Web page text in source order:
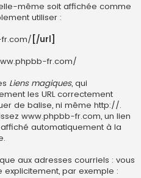
elle-même soit affichée comme
utiliser :
[/url]
fr.com/
Liens magiques, qui
les URL correctement
de balise, ni même http://.
www.phpbb-fr.com, un lien
automatiquement à la
aux adresses courriels : vous
explicitement, par exemple :